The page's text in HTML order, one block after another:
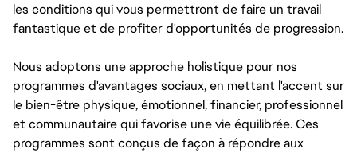
les conditions qui vous permettront de faire un travail
fantastique et de profiter d'opportunités de progression.
Nous adoptons une approche holistique pour nos
programmes d'avantages sociaux, en mettant l'accent sur
le bien-être physique, émotionnel, financier, professionnel
et communautaire qui favorise une vie équilibrée. Ces
programmes sont conçus de façon à répondre aux